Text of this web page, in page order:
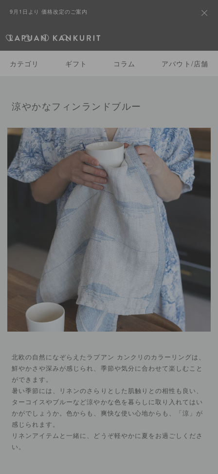
9月1日より 価格改定のご案内
熊本県熊本地方を震源とする地震の影響によるお荷物のお届けにつ
いて
カテゴリ ギフト コラム アバウト/店舗
涼やかなフィンランドブルー
北欧の自然になぞらえたラプアン カンクリのカラーリングは、
鮮やかさや深みが感じられ、季節や気分に合わせて楽しむこと
ができます。
暑い季節には、リネンのさらりとした肌触りとの相性も良い、
ターコイスやブルーなど涼やかな色を暮らしに取り入れてはい
かがでしょうか。色からも、爽快な使い心地からも、「涼」が
感じられます。
リネンアイテムと一緒に、どうぞ軽やかに夏をお過ごしくださ
い。